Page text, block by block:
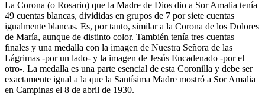
La Corona (o Rosario) que la Madre de Dios dio a Sor Amalia tenía
49 cuentas blancas, divididas en grupos de 7 por siete cuentas
igualmente blancas. Es, por tanto, similar a la Corona de los Dolores
de María, aunque de distinto color. También tenía tres cuentas
finales y una medalla con la imagen de Nuestra Señora de las
Lágrimas -por un lado- y la imagen de Jesús Encadenado -por el
otro-. La medalla es una parte esencial de esta Coronilla y debe ser
exactamente igual a la que la Santísima Madre mostró a Sor Amalia
en Campinas el 8 de abril de 1930.